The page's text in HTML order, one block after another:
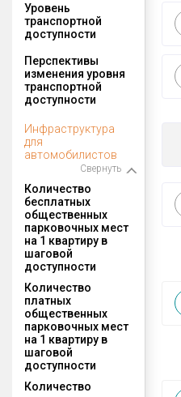
Уровень
транспортной
доступности
Перспективы
изменения уровня
транспортной
доступности
Инфраструктура
для
автомобилистов
Свернуть
Количество
бесплатных
общественных
парковочных мест
на 1 квартиру в
шаговой
доступности
Количество
платных
общественных
парковочных мест
на 1 квартиру в
шаговой
доступности
Количество